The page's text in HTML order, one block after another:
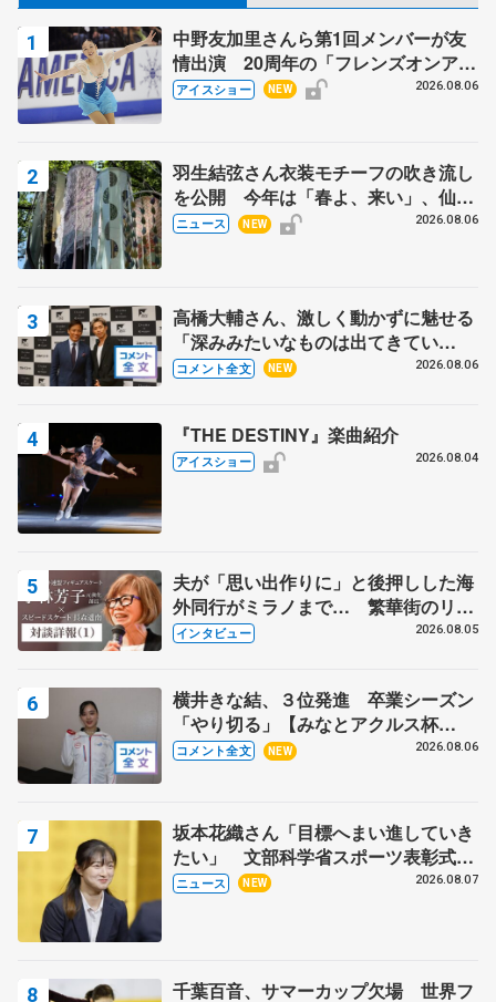
中野友加里さんら第1回メンバーが友
情出演 20周年の「フレンズオンアイ
ス」 宮本賢二さん、有川梨絵さん、
アイスショー NEW 2026.08.06
羽生結弦さん衣装モチーフの吹き流し
を公開 今年は「春よ、来い」、仙台
の瑞鳳殿
ニュース NEW 2026.08.06
高橋大輔さん、激しく動かずに魅せる
「深みみたいなものは出てきてい
る？」 〝兄さん〟と慕うレジェンド
コメント全文 NEW 2026.08.06
『THE DESTINY』楽曲紹介
アイスショー 2026.08.04
夫が「思い出作りに」と後押しした海
外同行がミラノまで… 繁華街のリン
クでは不良のお兄さんも味方に 小林
インタビュー 2026.08.05
横井きな結、３位発進 卒業シーズン
「やり切る」【みなとアクルス杯
SP】
コメント全文 NEW 2026.08.06
坂本花織さん「目標へまい進していき
たい」 文部科学省スポーツ表彰式で
代表謝辞
ニュース NEW 2026.08.07
千葉百音、サマーカップ欠場 世界フ